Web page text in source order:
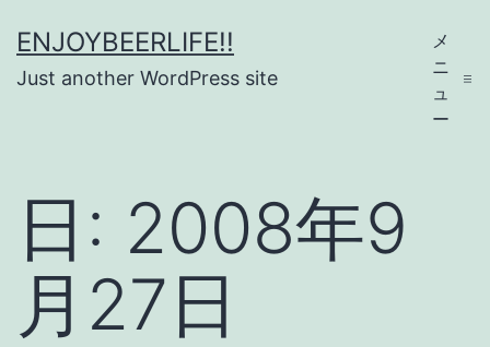
ン
テ
ENJOYBEERLIFE!!
Just another WordPress site
メ
ニ
ュ
ー
日: 2008年9
月27日